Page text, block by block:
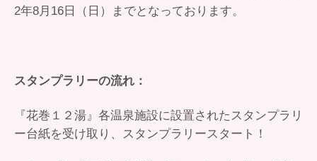
2年8月16日（日）までとなっております。
スタンプラリーの流れ：
『花巻１２湯』各温泉施設に設置されたスタンプラリ
ー台紙を受け取り、スタンプラリースタート！